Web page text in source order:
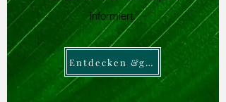
informiert.
Entdecken &gt;&gt;